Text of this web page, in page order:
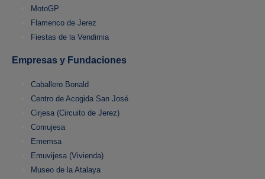
MotoGP
Flamenco de Jerez
Fiestas de la Vendimia
Empresas y Fundaciones
Caballero Bonald
Centro de Acogida San José
Cirjesa (Circuito de Jerez)
Comujesa
Ememsa
Emuvijesa (Vivienda)
Museo de la Atalaya